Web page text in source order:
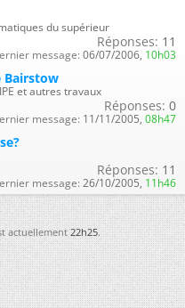
du supérieur
Réponses: 11
message: 06/07/2006, 10h03
Bairstow
et autres travaux
Réponses: 0
message: 11/11/2005, 08h47
Réponses: 11
message: 26/10/2005, 11h46
actuellement22h25.